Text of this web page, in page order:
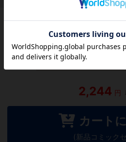
この作品にはまだレビューがあ
方のために感想を共有して
レビューを書
2,244 円
カート
(新品コミック